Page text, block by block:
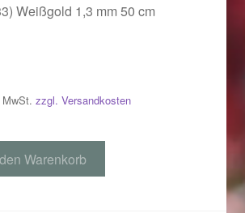
zu Halloween
Weißgold 1,3 mm 50 cm
zzgl. Versandkosten
Warenkorb